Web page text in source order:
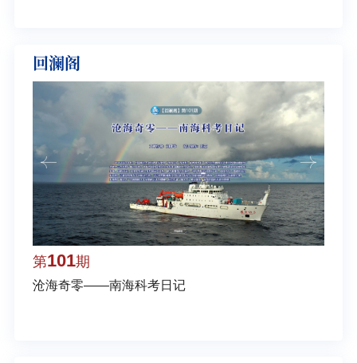
回澜阁
第101期
沧海奇零——南海科考日记